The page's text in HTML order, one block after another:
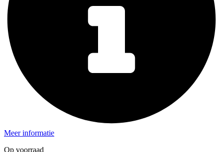
Meer informatie
Op voorraad